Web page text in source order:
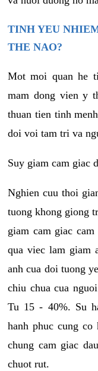
TINH YEU
THE NAO?
Mot moi quan he
mam dong vien y
thuan tien tinh
doi voi tam tri va
Suy giam cam giac
Nghien cuu thoi
tuong khong giong
giam cam giac
qua viec lam giam
anh cua doi tuong
chiu chua cua
Tu 15 - 40%. Su
hanh phuc cung co
chung cam giac
chuot rut.